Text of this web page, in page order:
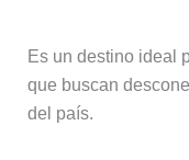
Es un destino ideal
que buscan
del país.